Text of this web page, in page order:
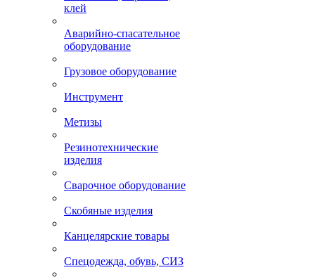
клей
Аварийно-спасательное
оборудование
Грузовое оборудование
Инструмент
Метизы
Резинотехнические
изделия
Сварочное оборудование
Скобяные изделия
Канцелярские товары
Спецодежда, обувь, СИЗ